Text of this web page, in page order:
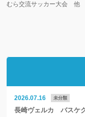
むら交流サッカー大会 他
2026.07.16 未分類
長崎ヴェルカ バスケ